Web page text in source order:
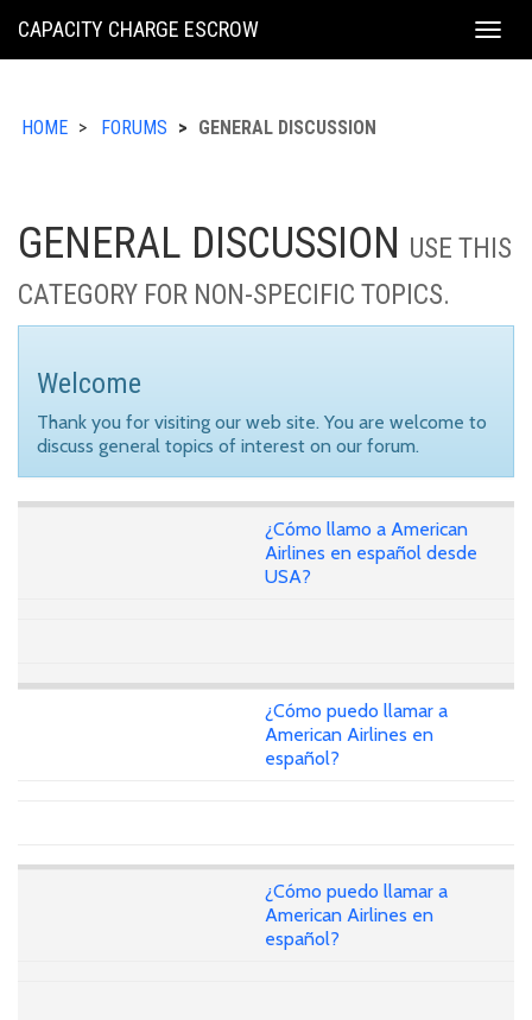
KING
CAPACITY CHARGE ESCROW
HOME FORUMS GENERAL DISCUSSION
GENERAL DISCUSSION USE THIS
CATEGORY FOR NON-SPECIFIC TOPICS.
Welcome
Thank you for visiting our web site. You are welcome to
discuss general topics of interest on our forum.
¿Cómo llamo a American
Airlines en español desde
USA?
¿Cómo puedo llamar a
American Airlines en
español?
¿Cómo puedo llamar a
American Airlines en
español?